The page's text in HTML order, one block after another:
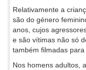
Relativamente a
são do género
anos, cujos
e são vítimas não só
também filmadas
Nos homens adultos,